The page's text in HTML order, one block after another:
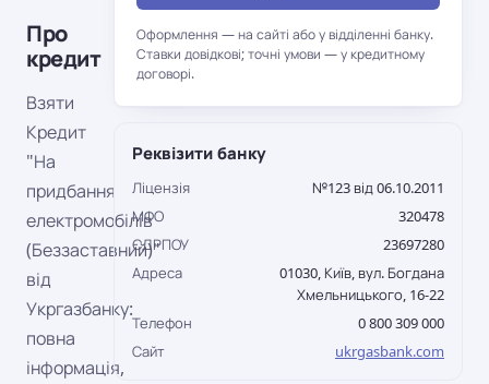
Про
кредит
Взяти
Кредит
"На
придбання
електромобілів
(Беззаставний)"
від
Укргазбанку:
повна
інформація,
Оформлення — на сайті або у відділенні банку.
Ставки довідкові; точні умови — у кредитному
договорі.
Реквізити банку
Ліцензія
№123 від 06.10.2011
МФО
320478
ЄДРПОУ
23697280
Адреса
01030, Київ, вул. Богдана
Хмельницького, 16-22
Телефон
0 800 309 000
Сайт
ukrgasbank.com